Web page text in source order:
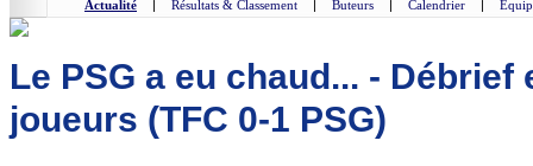
Actualité | Résultats & Classement | Buteurs | Calendrier |
Le PSG a eu chaud... - Débrief
joueurs (TFC 0-1 PSG)